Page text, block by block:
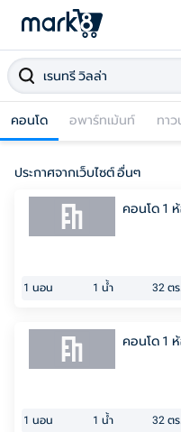
คอนโด อพาร์ทเม้นท์ ทาว
ประกาศจากเว็บไซต์ อื่นๆ
คอนโด 1
1 นอน 1 น้ำ 32 ต
คอนโด 1
1 นอน 1 น้ำ 32 ต